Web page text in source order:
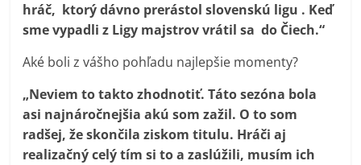
hráč, ktorý dávno prerástol slovenskú ligu . Keď
sme vypadli z Ligy majstrov vrátil sa do Čiech.“
Aké boli z vášho pohľadu najlepšie momenty?
„Neviem to takto zhodnotiť. Táto sezóna bola
asi najnáročnejšia akú som zažil. O to som
radšej, že skončila ziskom titulu. Hráči aj
realizačný celý tím si to a zaslúžili, musím ich